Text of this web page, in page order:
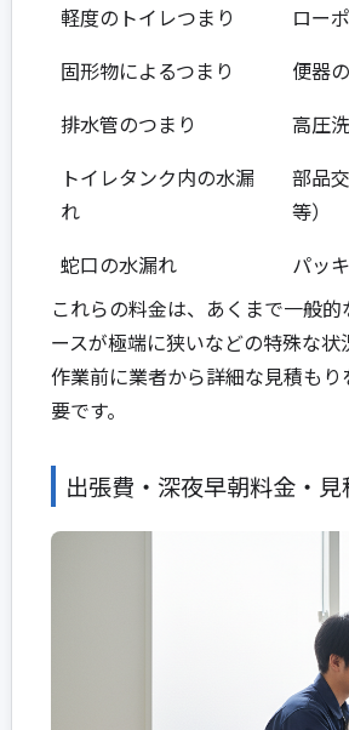
軽度のトイレつまり
ロー
固形物によるつまり
便器
排水管のつまり
高圧
トイレタンク内の水漏
れ
部品
等）
蛇口の水漏れ パッ
これらの料金は、あくまで一般
ースが極端に狭いなどの特殊な
作業前に業者から詳細な見積も
要です。
出張費・深夜早朝料金・